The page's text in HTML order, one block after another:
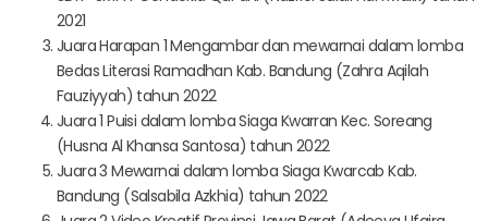
2021
Juara Harapan 1 Mengambar dan mewarnai dalam lomba
Bedas Literasi Ramadhan Kab. Bandung (Zahra Aqilah
Fauziyyah) tahun 2022
Juara 1 Puisi dalam lomba Siaga Kwarran Kec. Soreang
(Husna Al Khansa Santosa) tahun 2022
Juara 3 Mewarnai dalam lomba Siaga Kwarcab Kab.
Bandung (Salsabila Azkhia) tahun 2022